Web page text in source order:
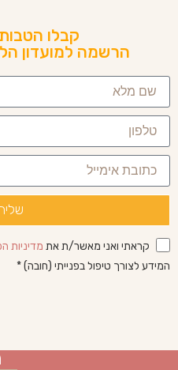
קבלו
הרשמה למועדון
קראתי ואני מאשר/ת את מדיניות
המידע לצורך טיפול בפנייתי (חובה) *